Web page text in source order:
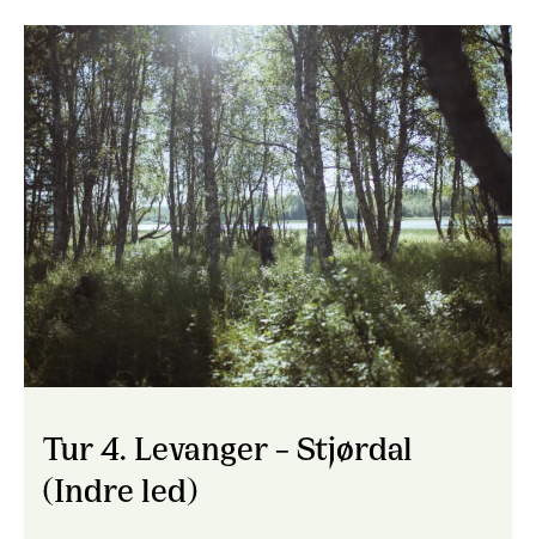
Tur 4. Levanger – Stjørdal
(Indre led)